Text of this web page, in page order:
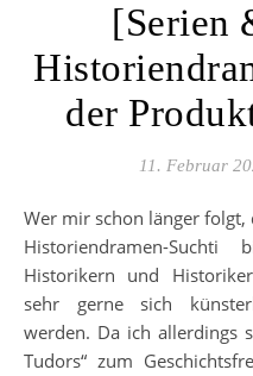
[Serien
der
11. Februar
Wer mir schon länger folgt, der weiß, dass ich ein absoluter
Historiendramen-
Historikern und
sehr gerne sich
werden. Da ich allerdings
Tudors“ zum